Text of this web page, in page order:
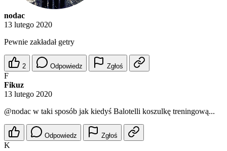
nodac
13 lutego 2020
Pewnie zakładał getry
2 Odpowiedz Zgłoś
F
Fikuz
13 lutego 2020
@nodac w taki sposób jak kiedyś Balotelli koszulkę treningową...
Odpowiedz Zgłoś
K